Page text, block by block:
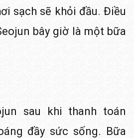
sạch sẽ khỏi đầu. Điều
bây giờ là một bữa
sau khi thanh toán
đầy sức sống. Bữa